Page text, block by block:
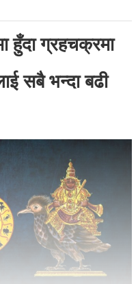
हुँदा ग्रहचक्रमा
सबै भन्दा बढी